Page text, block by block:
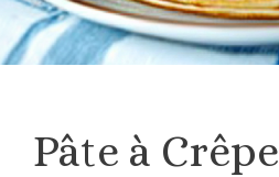
Pâte à Crêpe